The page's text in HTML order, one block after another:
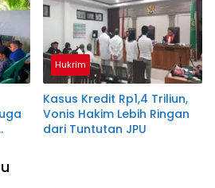
Hukrim
Kasus Kredit Rp1,4 Triliun,
Vonis Hakim Lebih Ringan
dari Tuntutan JPU